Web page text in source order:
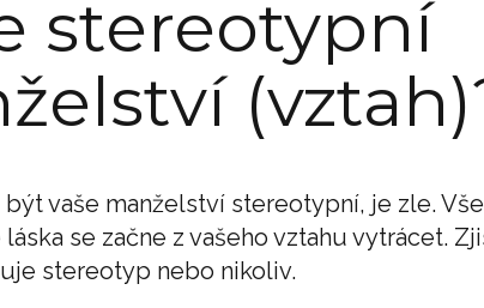
stereotypní
vaše manželství stereotypní, je zle.
láska se začne z vašeho vztahu vytrácet.
stereotyp nebo nikoliv.